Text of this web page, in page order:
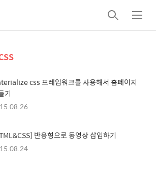
검
색
메
뉴
css 프레임워크를 사용해서 홈페이지
기
반응형으로 동영상 삽입하기